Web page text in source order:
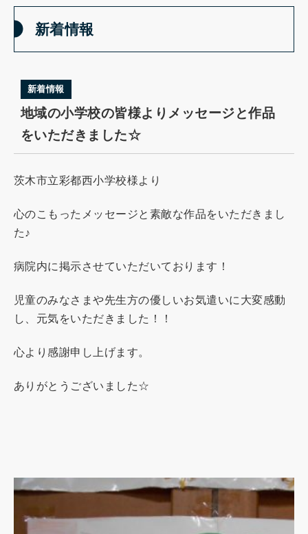
新着情報
新着情報
地域の小学校の皆様よりメッセージと作品
をいただきました☆
茨木市立彩都西小学校様より
心のこもったメッセージと素敵な作品をいただきまし
た♪
病院内に掲示させていただいております！
児童のみなさまや先生方の優しいお気遣いに大変感動
し、元気をいただきました！！
心より感謝申し上げます。
ありがとうございました☆